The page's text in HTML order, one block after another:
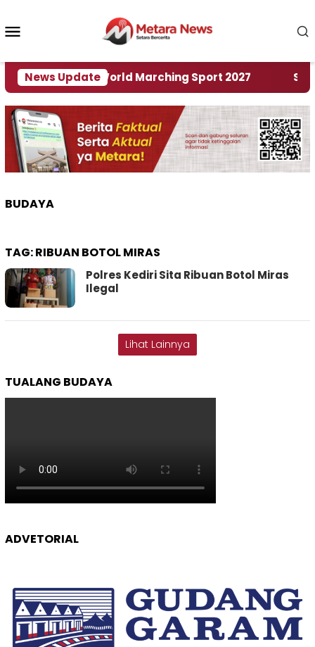
konten
News Update
Rumah World Marching Sport 2027 ‎Soal
BUDAYA
TAG:RIBUAN BOTOL MIRAS
Polres Kediri Sita Ribuan Botol Miras
Ilegal
Lihat Lainnya
TUALANG BUDAYA
ADVETORIAL